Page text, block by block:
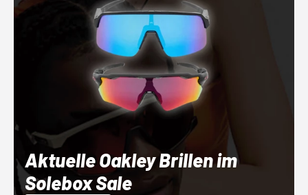
Aktuelle Oakley Brillen im
Solebox Sale